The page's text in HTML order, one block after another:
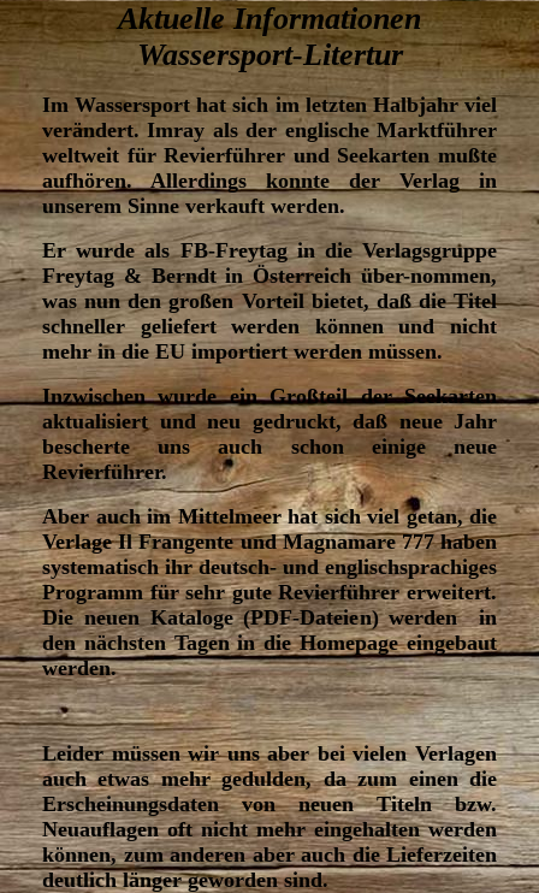
Aktuelle Informationen
Wassersport-Litertur
Im Wassersport hat sich im letzten Halbjahr viel
verändert. Imray als der englische Marktführer
weltweit für Revierführer und Seekarten mußte
aufhören. Allerdings konnte der Verlag in
unserem Sinne verkauft werden.
Er wurde als FB-Freytag in die Verlagsgruppe
Freytag & Berndt in Österreich über-nommen,
was nun den großen Vorteil bietet, daß die Titel
schneller geliefert werden können und nicht
mehr in die EU importiert werden müssen.
Inzwischen wurde ein Großteil der Seekarten
aktualisiert und neu gedruckt, daß neue Jahr
bescherte uns auch schon einige neue
Revierführer.
Aber auch im Mittelmeer hat sich viel getan, die
Verlage Il Frangente und Magnamare 777 haben
systematisch ihr deutsch- und englischsprachiges
Programm für sehr gute Revierführer erweitert.
Die neuen Kataloge (PDF-Dateien) werden in
den nächsten Tagen in die Homepage eingebaut
werden.
Leider müssen wir uns aber bei vielen Verlagen
auch etwas mehr gedulden, da zum einen die
Erscheinungsdaten von neuen Titeln bzw.
Neuauflagen oft nicht mehr eingehalten werden
können, zum anderen aber auch die Lieferzeiten
deutlich länger geworden sind.